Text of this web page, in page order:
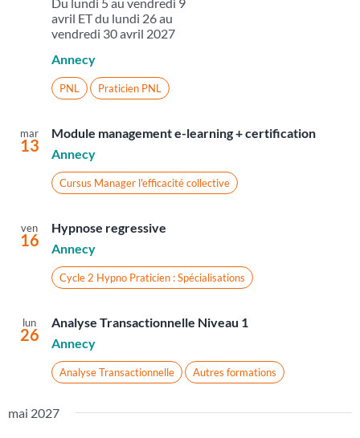
Du lundi 5 au vendredi 9
avril ET du lundi 26 au
vendredi 30 avril 2027
Annecy
PNL Praticien PNL
mar
13
Module management e-learning + certification
Annecy
Cursus Manager l'efficacité collective
ven
16
Hypnose regressive
Annecy
Cycle 2 Hypno Praticien : Spécialisations
lun
26
Analyse Transactionnelle Niveau 1
Annecy
Analyse Transactionnelle Autres formations
mai 2027